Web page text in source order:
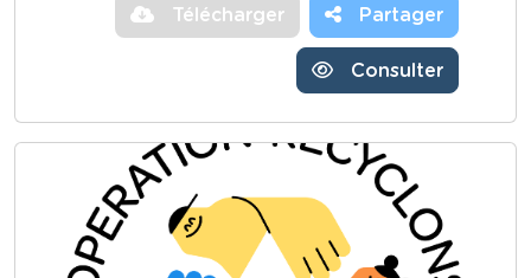
Télécharger Partager
Consulter